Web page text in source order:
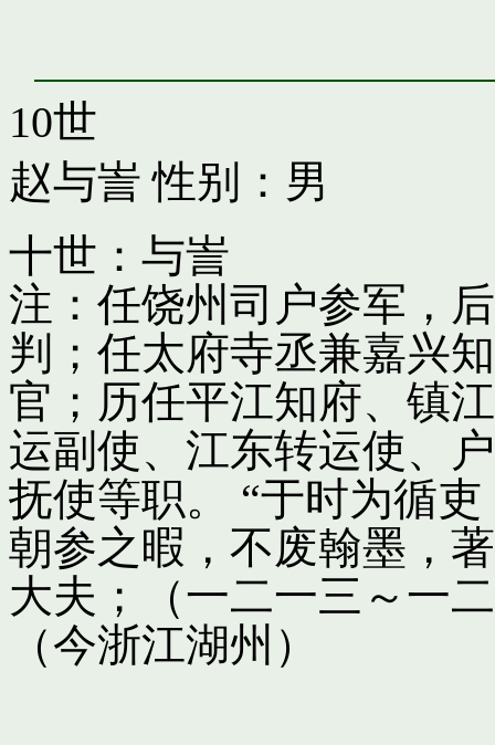
10世
赵与訔 性别：男
十世：与訔
注：任饶州司户参军，
判；任太府寺丞兼嘉兴
官；历任平江知府、镇
运副使、江东转运使、
抚使等职。 “于时为循
朝参之暇，不废翰墨，
大夫；（一二一三～一
（今浙江湖州）